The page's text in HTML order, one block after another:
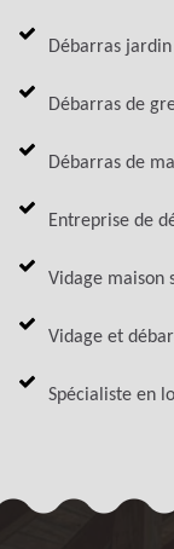
Débarras
Débarras de
Débarras de
Entreprise de
Vidage maison
Vidage et
Spécialiste en